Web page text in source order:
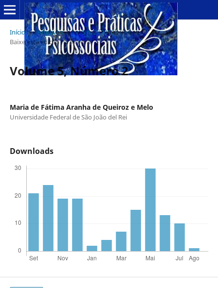
Início / Arquivos / v. 5 n. 2 (2010) /
Baixe esta edição na íntegra
Volume 5, Número 2
Maria de Fátima Aranha de Queiroz e Melo
Universidade Federal de São João del Rei
Downloads